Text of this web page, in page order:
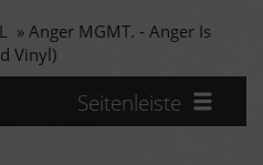
» Anger MGMT. - Anger Is
Vinyl)
Seitenleiste